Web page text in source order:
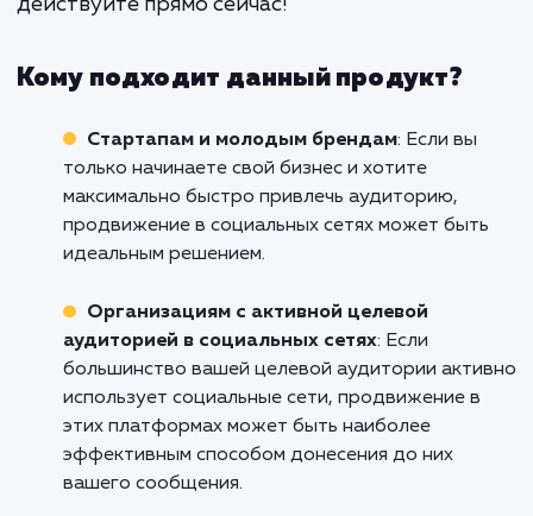
постоянный рост и успех
бренда в социальных сетях.
Готовы начать ваши победоносные
мир социальных сетей в Оренбурге?
с нами уже сегодня и давайте вместе
строить ваш успех в социальных
ждите, пока ваши конкуренты обгонят
действуйте прямо сейчас!